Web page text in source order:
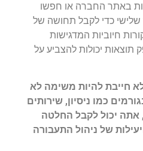
באתר החברה או חפשו
כדי לקבל תחושה של
חיוביות המדגישות
תוצאות יכולות להצביע על
חייבת להיות משימה לא
כמו ניסיון, שירותים
אתה יכול לקבל החלטה
של ניהול התעבורה